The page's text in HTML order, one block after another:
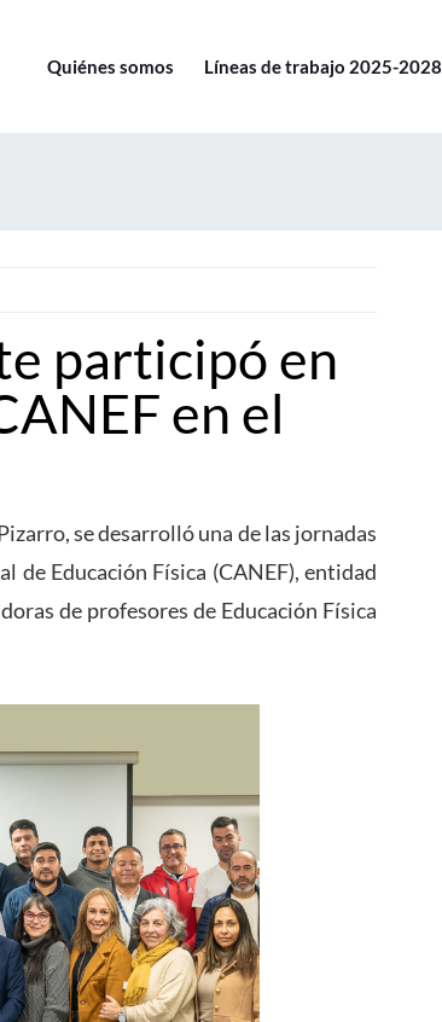
Quiénes somos Líneas de trabajo 2025-2028
participó en
en el
se desarrolló una de las jornadas
de Educación Física (CANEF), entidad
de profesores de Educación Física